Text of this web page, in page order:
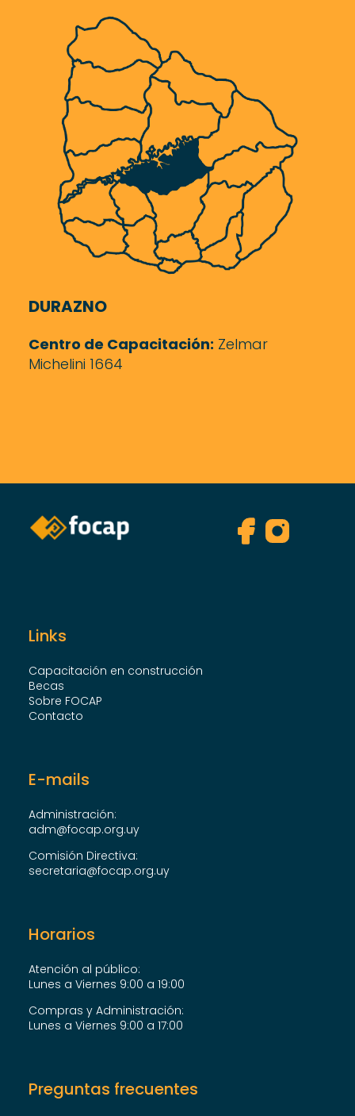
DURAZNO
Centro de Capacitación: Zelmar
Michelini 1664
Links
Capacitación en construcción
Becas
Sobre FOCAP
Contacto
E-mails
Administración:
adm@focap.org.uy
Comisión Directiva:
secretaria@focap.org.uy
Horarios
Atención al público:
Lunes a Viernes 9:00 a 19:00
Compras y Administración:
Lunes a Viernes 9:00 a 17:00
Preguntas frecuentes